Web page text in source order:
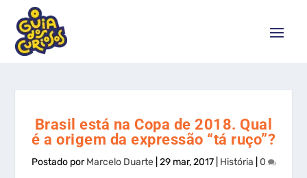
Brasil está na Copa de 2018. Qual
é a origem da expressão “tá ruço”?
Postado porMarcelo Duarte| 29 mar, 2017| História 0